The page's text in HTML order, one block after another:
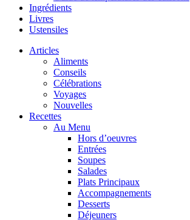
Ingrédients
Livres
Ustensiles
Articles
Aliments
Conseils
Célébrations
Voyages
Nouvelles
Recettes
Au Menu
Hors d’oeuvres
Entrées
Soupes
Salades
Plats Principaux
Accompagnements
Desserts
Déjeuners